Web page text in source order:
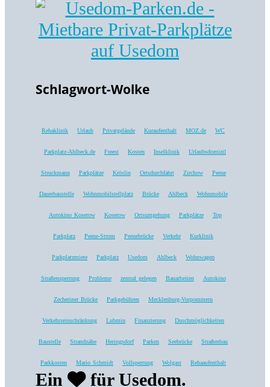
Schlagwort-Wolke
Rehaklinik Urlaub Privatgelände Kuraufenthalt MOZ.de WC
Parkplatz-Ahlbeck.de Freest Kosten Inselklinik Urlaubsdomizil
Struckmann Parkplätze Kröslin Ortsdurchfahrt Zirchow Peene
Dauerbaustelle Wohnmobilstellplatz Brücke Ahlbeck Wohnmobile
Autokino Koserow Koserow Ortsumgehung Parkplätze Top
Parkplatz Peene-Strom Peenebrücke Verkehr Kurklinik
Parkplatzmiete Parkplatz Usedom Ahlbeck Wohnwagen
Straßensperrung Probleme zentral gelegen Bauarbeiten Autokino
Zecheriner Brücke Parkgebühren Mecklenburg-Vorpommern
Verkehrseinschränkung Lubmin Finanzierung Duschmöglichkeiten
Baustelle Strandnähe Heringsdorf Parken Seebrücke Straßenbau
Parkkosten Mario Schmidt Vollsperrung Wolgast Rehaaufenthalt
Ein für Usedom.